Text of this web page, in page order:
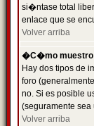
si�ntase total
enlace que se
Volver arriba
�C�mo muestro
Hay dos tipos de
foro
no. Si es posible
(seguramente
Volver arriba